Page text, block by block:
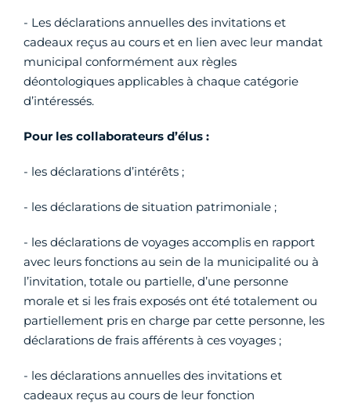
- Les déclarations annuelles des invitations et
cadeaux reçus au cours et en lien avec leur mandat
municipal conformément aux règles
déontologiques applicables à chaque catégorie
d’intéressés.
Pour les collaborateurs d’élus :
- les déclarations d’intérêts ;
- les déclarations de situation patrimoniale ;
- les déclarations de voyages accomplis en rapport
avec leurs fonctions au sein de la municipalité ou à
l’invitation, totale ou partielle, d’une personne
morale et si les frais exposés ont été totalement ou
partiellement pris en charge par cette personne, les
déclarations de frais afférents à ces voyages ;
- les déclarations annuelles des invitations et
cadeaux reçus au cours de leur fonction